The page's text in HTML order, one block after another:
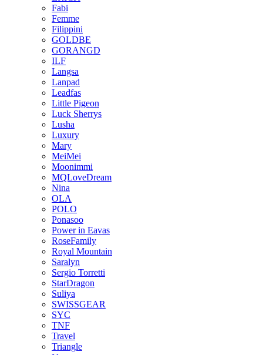
Fabi
Femme
Filippini
GOLDBE
GORANGD
ILF
Langsa
Lanpad
Leadfas
Little Pigeon
Luck Sherrys
Lusha
Luxury
Mary
MeiMei
Moonimmi
MQLoveDream
Nina
OLA
POLO
Ponasoo
Power in Eavas
RoseFamily
Royal Mountain
Saralyn
Sergio Torretti
StarDragon
Suliya
SWISSGEAR
SYC
TNF
Travel
Triangle